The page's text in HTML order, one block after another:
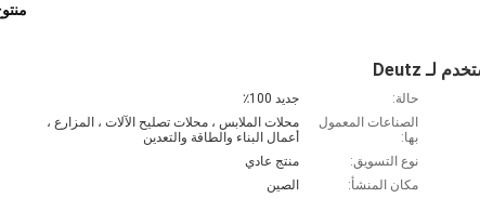
حالة:
جديد 100٪
الصناعات المعمول
بها:
محلات الملابس ، محلات تصليح الآلات ، المزارع ،
أعمال البناء والطاقة والتعدين
نوع التسويق:
منتج عادي
مكان المنشأ:
الصين